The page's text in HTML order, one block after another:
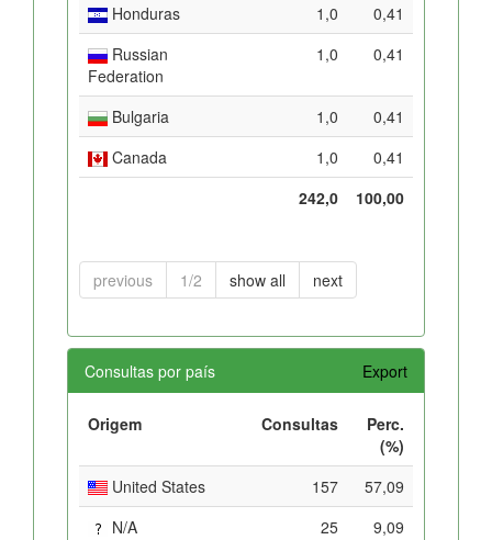
Honduras 1,0
0,41
Russian
Federation
1,0 0,41
Bulgaria 1,0
0,41
Canada
1,0
0,41
242,0
100,00
previous 1/2 show all next
Consultas por país Export
Origem Consultas
Perc.
(%)
United States
157
57,09
N/A
25
9,09